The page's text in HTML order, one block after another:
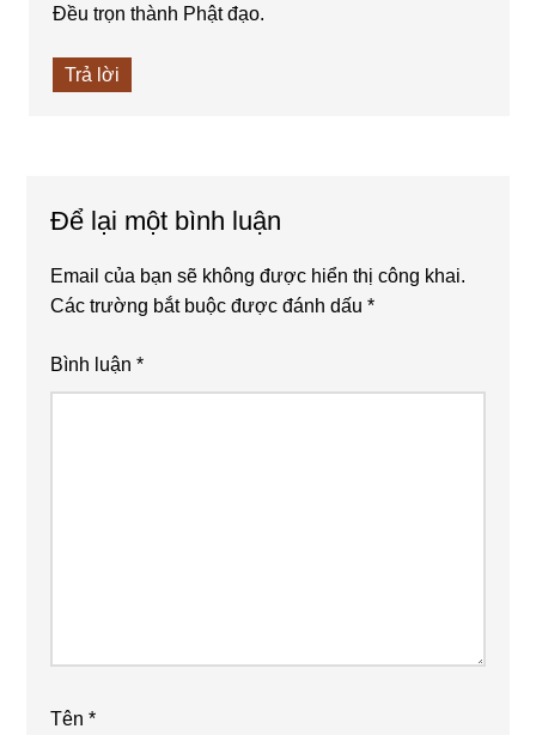
Đều trọn thành Phật đạo.
Trả lời
Để lại một bình luận
Email của bạn sẽ không được hiển thị công khai.
Các trường bắt buộc được đánh dấu*
Bình luận*
Tên*